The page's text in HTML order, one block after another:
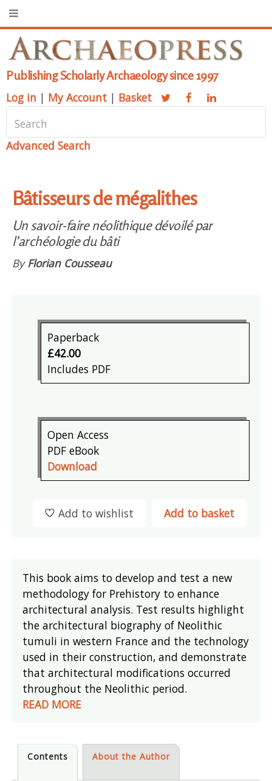
Publishing Scholarly Archaeology since 1997
Log in | My Account | Basket
Advanced Search
Bâtisseurs de mégalithes
Un savoir-faire néolithique dévoilé par
l’archéologie du bâti
ByFlorian Cousseau
Paperback
£42.00
Includes PDF
Open Access
PDF eBook
Download
Add to basket
Add to wishlist
This book aims to develop and test a new
methodology for Prehistory to enhance
architectural analysis. Test results highlight
the architectural biography of Neolithic
tumuli in western France and the technology
used in their construction, and demonstrate
that architectural modifications occurred
throughout the Neolithic period.
READ MORE
Contents About the Author